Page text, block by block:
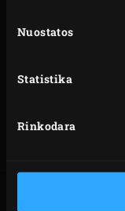
Nuostatos
Statistika
Rinkodara
Į ką reikėtų
ketaus priedus?
Prekės